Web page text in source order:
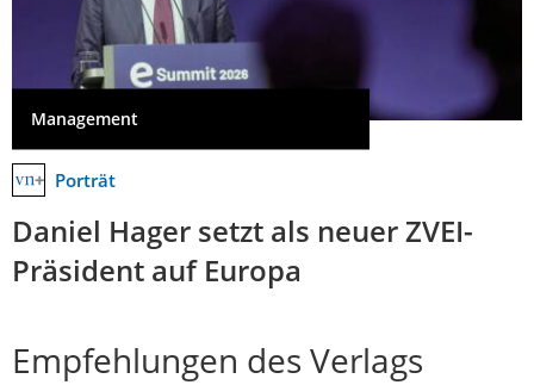
Management
Porträt
Daniel Hager setzt als neuer ZVEI-
Präsident auf Europa
Empfehlungen des Verlags